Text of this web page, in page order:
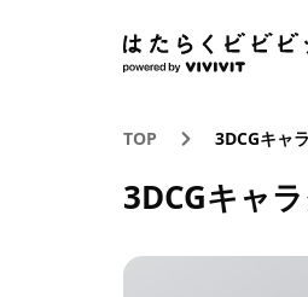
TOP 3DCGキャ
3DCGキャ